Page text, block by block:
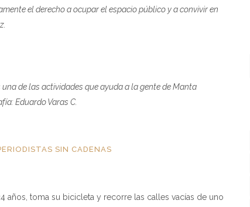
el derecho a ocupar el espacio público y a convivir en
de las actividades que ayuda a la gente de Manta
Eduardo Varas C.
SIN CADENAS
años, toma su bicicleta y recorre las calles vacías de uno